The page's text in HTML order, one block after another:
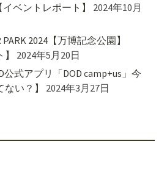
イベントレポート】
2024年10月
PARK 2024【万博記念公園】
2024年5月20日
公式アプリ「DOD camp+us」今
い？】
2024年3月27日